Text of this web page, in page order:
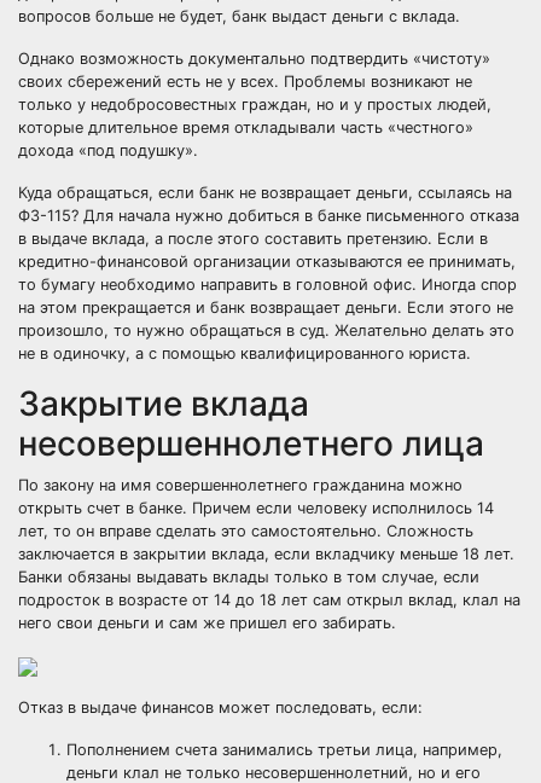
вопросов больше не будет, банк выдаст деньги с вклада.
Однако возможность документально подтвердить «чистоту»
своих сбережений есть не у всех. Проблемы возникают не
только у недобросовестных граждан, но и у простых людей,
которые длительное время откладывали часть «честного»
дохода «под подушку».
Куда обращаться, если банк не возвращает деньги, ссылаясь на
ФЗ-115? Для начала нужно добиться в банке письменного отказа
в выдаче вклада, а после этого составить претензию. Если в
кредитно-финансовой организации отказываются ее принимать,
то бумагу необходимо направить в головной офис. Иногда спор
на этом прекращается и банк возвращает деньги. Если этого не
произошло, то нужно обращаться в суд. Желательно делать это
не в одиночку, а с помощью квалифицированного юриста.
Закрытие вклада
несовершеннолетнего лица
По закону на имя совершеннолетнего гражданина можно
открыть счет в банке. Причем если человеку исполнилось 14
лет, то он вправе сделать это самостоятельно. Сложность
заключается в закрытии вклада, если вкладчику меньше 18 лет.
Банки обязаны выдавать вклады только в том случае, если
подросток в возрасте от 14 до 18 лет сам открыл вклад, клал на
него свои деньги и сам же пришел его забирать.
Отказ в выдаче финансов может последовать, если:
Пополнением счета занимались третьи лица, например,
деньги клал не только несовершеннолетний, но и его